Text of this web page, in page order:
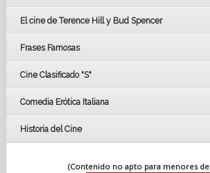
BAFTA
El cine de Terence Hill y Bud Spencer
Frases Famosas
Cine Clasificado "S"
Comedia Erótica Italiana
Historia del Cine
(Contenido no apto para menores de